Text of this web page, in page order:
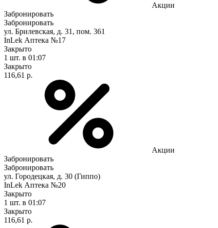
Акции
Забронировать
Забронировать
ул. Брилевская, д. 31, пом. 361
InLek Аптека №17
Закрыто
1 шт. в 01:07
Закрыто
116,61 р.
Акции
Забронировать
Забронировать
ул. Городецкая, д. 30 (Гиппо)
InLek Аптека №20
Закрыто
1 шт. в 01:07
Закрыто
116,61 р.